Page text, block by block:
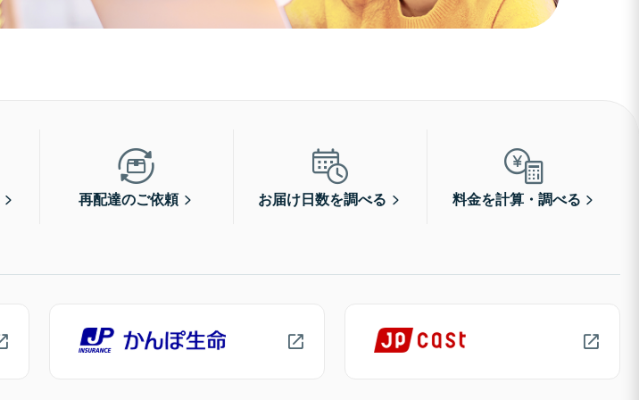
再配達のご依頼 お届け日数を調べる 料金を計算・調べる